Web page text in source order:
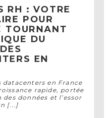
RH : VOTRE
POUR
TOURNANT
DU
EN
datacenters en France
rapide, portée
des données et l’essor
[...]